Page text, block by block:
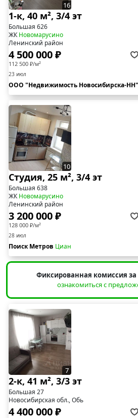
16
1-к, 40 м², 3/4 эт
Большая 626
ЖКНовомарусино
Ленинский район
4 500 000 ₽
112 500 ₽/м²
23 июл
ООО "Недвижимость Новосибирска-НН"
10
Студия, 25 м², 3/4 эт
Большая 638
ЖКНовомарусино
Ленинский район
3 200 000 ₽
128 000 ₽/м²
28 июл
Поиск Метров Циан
Фиксированная комиссия за
ознакомиться с
7
2-к, 41 м², 3/3 эт
Большая 27
Новосибирская обл., Обь
4 400 000 ₽